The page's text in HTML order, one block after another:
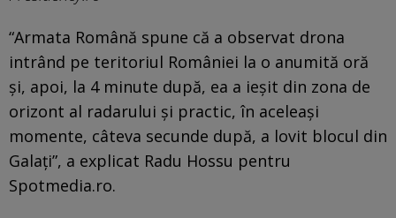
“Armata Română spune că a observat drona
intrând pe teritoriul României la o anumită oră
și, apoi, la 4 minute după, ea a ieșit din zona de
orizont al radarului și practic, în aceleași
momente, câteva secunde după, a lovit blocul din
Galați”, a explicat Radu Hossu pentru
Spotmedia.ro.